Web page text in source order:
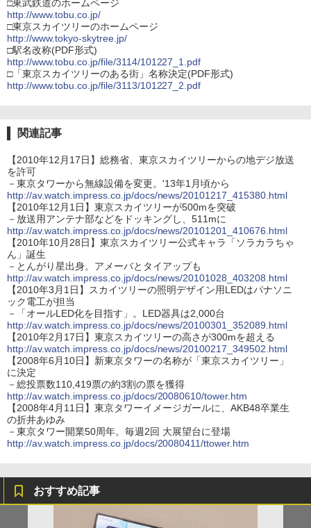
□東武鉄道のホームページ
http://www.tobu.co.jp/
□東京スカイツリーのホームページ
http://www.tokyo-skytree.jp/
□駅名改称(PDF形式)
http://www.tobu.co.jp/file/3114/101227_1.pdf
□「東京スカイツリーのある街」名称決定(PDF形式)
http://www.tobu.co.jp/file/3113/101227_2.pdf
関連記事
【2010年12月17日】総務省、東京スカイツリーからの地デジ放送
を許可
－東京タワーから無線設備を変更。'13年1月頃から
http://av.watch.impress.co.jp/docs/news/20101217_415380.html
【2010年12月1日】東京スカイツリーが500mを突破
－放送用アンテナ部などをドッキングし、511mに
http://av.watch.impress.co.jp/docs/news/20101201_410676.html
【2010年10月28日】東京スカイツリー公式キャラ「ソラカラちゃ
ん」誕生
－とんがり星出身。アメーバとタイアップも
http://av.watch.impress.co.jp/docs/news/20101028_403208.html
【2010年3月1日】スカイツリーの照明デザイン用LEDはパナソニ
ック電工が担当
－「オールLED化を目指す」。LED器具は2,000台
http://av.watch.impress.co.jp/docs/news/20100301_352089.html
【2010年2月17日】東京スカイツリーの高さが300mを超える
http://av.watch.impress.co.jp/docs/news/20100217_349502.html
【2008年6月10日】新東京タワーの名称が「東京スカイツリー」
に決定
－総投票数110,419票の約3割の票を獲得
http://av.watch.impress.co.jp/docs/20080610/tower.htm
【2008年4月11日】東京タワーイメージガールに、AKB48卒業生
の折井あゆみ
－東京タワー開業50周年。毎週2回 大展望台に登場
http://av.watch.impress.co.jp/docs/20080411/ttower.htm
おすすめ記事